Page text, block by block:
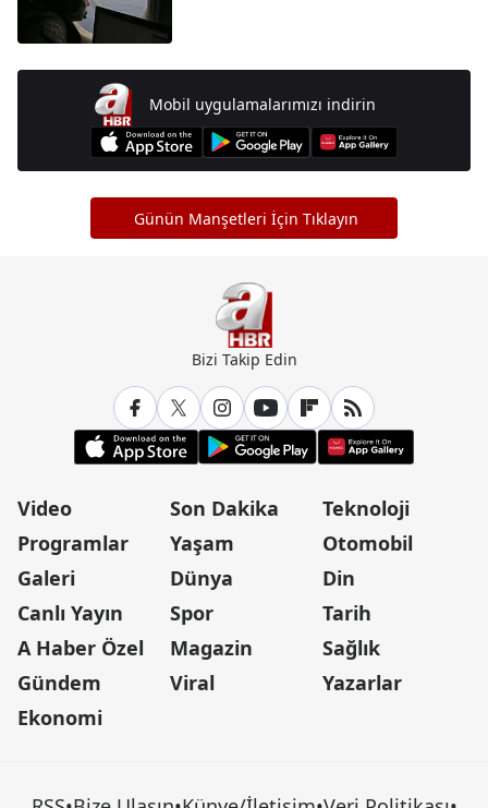
Mobil uygulamalarımızı indirin
Günün Manşetleri İçin Tıklayın
Bizi Takip Edin
Video
Programlar
Galeri
Canlı Yayın
A Haber Özel
Gündem
Ekonomi
Son Dakika
Yaşam
Dünya
Spor
Magazin
Viral
Teknoloji
Otomobil
Din
Tarih
Sağlık
Yazarlar